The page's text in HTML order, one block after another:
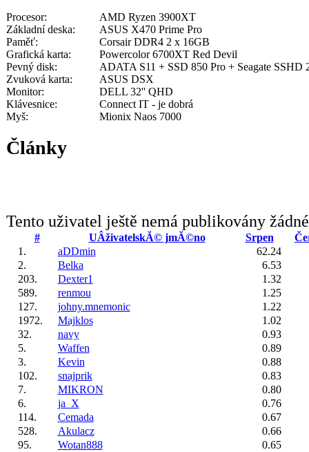
Procesor:
AMD Ryzen 3900XT
Základní deska:
ASUS X470 Prime Pro
Paměť:
Corsair DDR4 2 x 16GB
Grafická karta:
Powercolor 6700XT Red Devil
Pevný disk:
ADATA S11 + SSD 850 Pro + Seagate SSHD
Zvuková karta:
ASUS DSX
Monitor:
DELL 32'' QHD
Klávesnice:
Connect IT - je dobrá
Myš:
Mionix Naos 7000
Články
Tento uživatel ještě nemá publikovány
# UÂživatelskĂ© jmĂ©no Srpen
1.
aDDmin
62.24
2.
Belka
6.53
203.
Dexter1
1.32
589.
renmou
1.25
127.
johny.mnemonic
1.22
1972.
Majklos
1.02
32.
navy
0.93
5.
Waffen
0.89
3.
Kevin
0.88
102.
snajprik
0.83
7.
MIKRON
0.80
6.
ja_X
0.76
114.
Cemada
0.67
528.
Akulacz
0.66
95.
Wotan888
0.65